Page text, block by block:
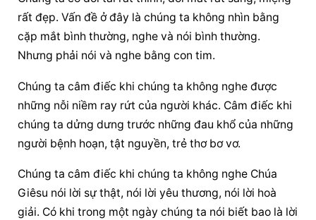
rất đẹp. Vấn đề ở đây là chúng ta không nhìn bằng
cặp mắt bình thường, nghe và nói bình thường.
Nhưng phải nói và nghe bằng con tim.
Chúng ta câm điếc khi chúng ta không nghe được
những nỗi niềm ray rứt của người khác. Câm điếc khi
chúng ta dửng dưng trước những đau khổ của những
người bệnh hoạn, tật nguyền, trẻ thơ bơ vơ.
Chúng ta câm điếc khi chúng ta không nghe Chúa
Giêsu nói lời sự thật, nói lời yêu thương, nói lời hoà
giải. Có khi trong một ngày chúng ta nói biết bao là lời